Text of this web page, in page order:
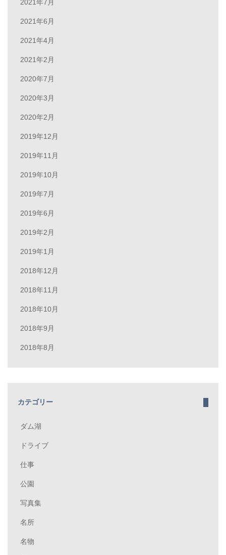
2021年7月
2021年6月
2021年4月
2021年2月
2020年7月
2020年3月
2020年2月
2019年12月
2019年11月
2019年10月
2019年7月
2019年6月
2019年2月
2019年1月
2018年12月
2018年11月
2018年10月
2018年9月
2018年8月
カテゴリー
ダム湖
ドライブ
仕事
公園
写真集
名所
名物